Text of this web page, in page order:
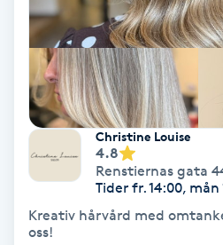
Svettbehandling
Tuina-massage
Taktil massage
Christine Louise
4.8
Renstiernas gata
Tider fr. 14:00, mån
Kreativ hårvård med
oss!